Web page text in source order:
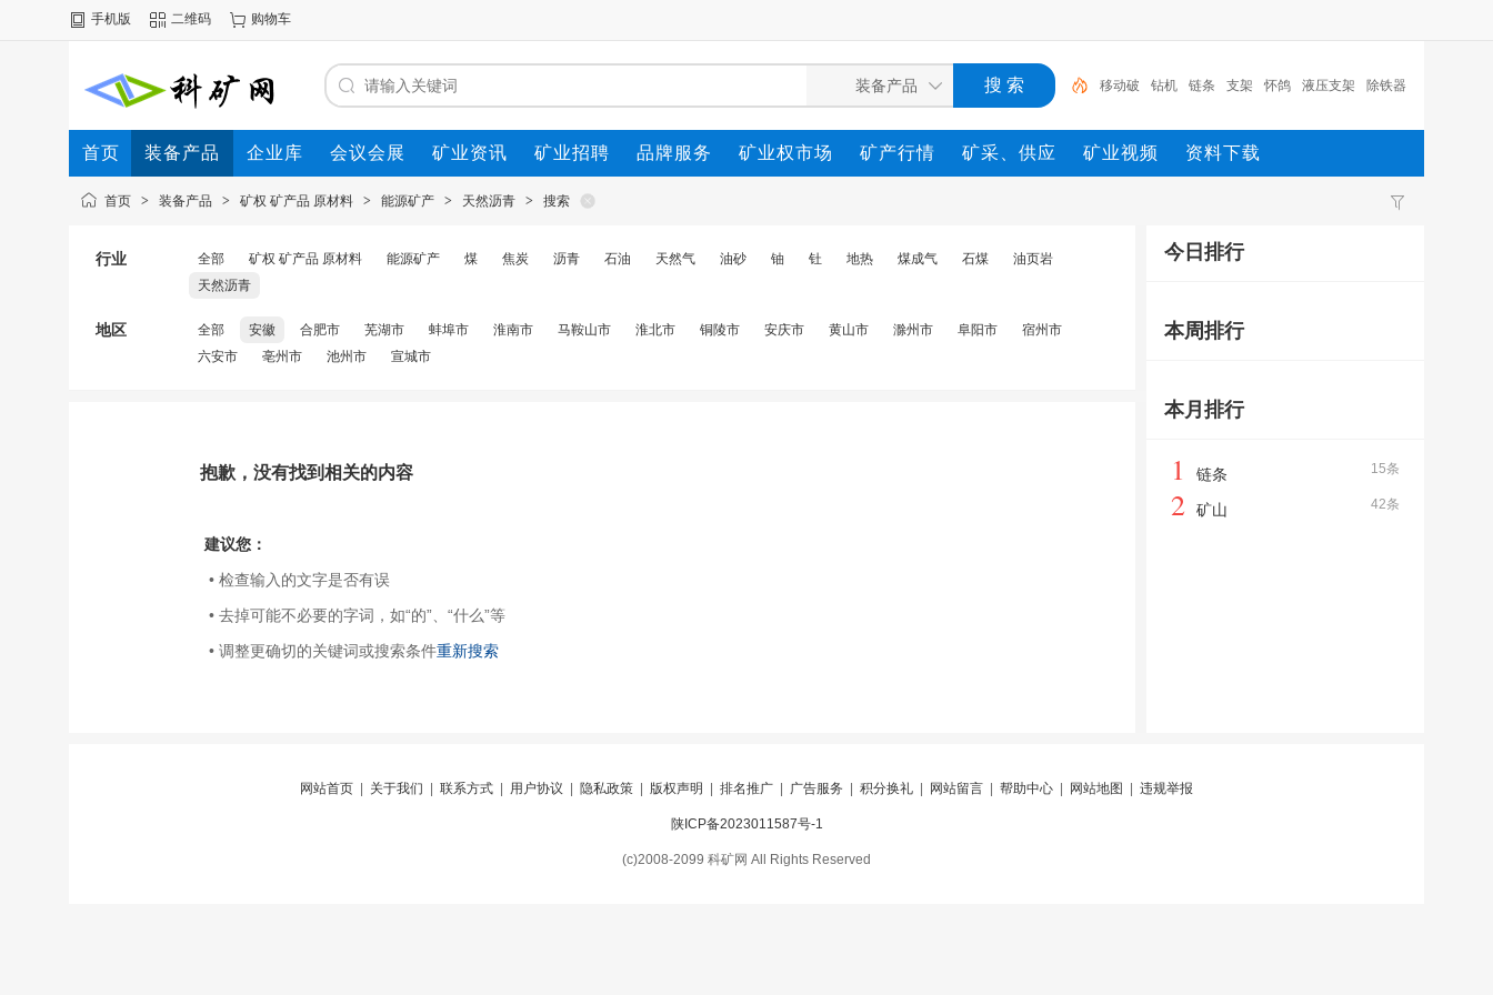
手机版 二维码 购物车
移动破 钻机 链条 支架 怀鸽 液压支架 除铁器
锚杆 电机 矿
首页 装备产品 企业库 会议会展 矿业资讯 矿业招聘 品牌服务 矿业权市场 矿产行情 矿采、供应 矿业视频 资料下载
首页 > 装备产品 > 矿权 矿产品 原材料 > 能源矿产 > 天然沥青 > 搜索
行业 全部 矿权 矿产品 原材料 能源矿产 煤 焦炭 沥青 石油 天然气 油砂 铀 钍 地热 煤成气 石煤
油页岩
天然沥青
地区 全部 安徽 合肥市 芜湖市 蚌埠市 淮南市 马鞍山市 淮北市 铜陵市 安庆市 黄山市 滁州市 阜阳市
宿州市
六安市
亳州市 池州市 宣城市
抱歉，没有找到相关的内容
建议您：
• 检查输入的文字是否有误
• 去掉可能不必要的字词，如“的”、“什么”等
• 调整更确切的关键词或搜索条件重新搜索
今日排行
本周排行
本月排行
15条
1 链条
42条
2 矿山
网站首页 关于我们 联系方式 用户协议 隐私政策 版权声明 排名推广 广告服务 积分换礼 网站留言 帮助中心 网站地图 违规举报
陕ICP备2023011587号-1
(c)2008-2099 科矿网 All Rights Reserved